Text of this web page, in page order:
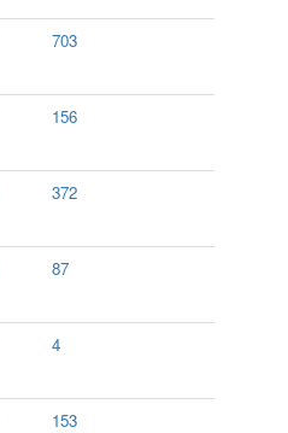
703
156
372
87
4
153